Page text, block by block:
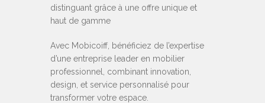
distinguant grâce à une offre unique et
haut de gamme
Avec Mobicoiff, bénéficiez de l’expertise
d’une entreprise leader en mobilier
professionnel, combinant innovation,
design, et service personnalisé pour
transformer votre espace.